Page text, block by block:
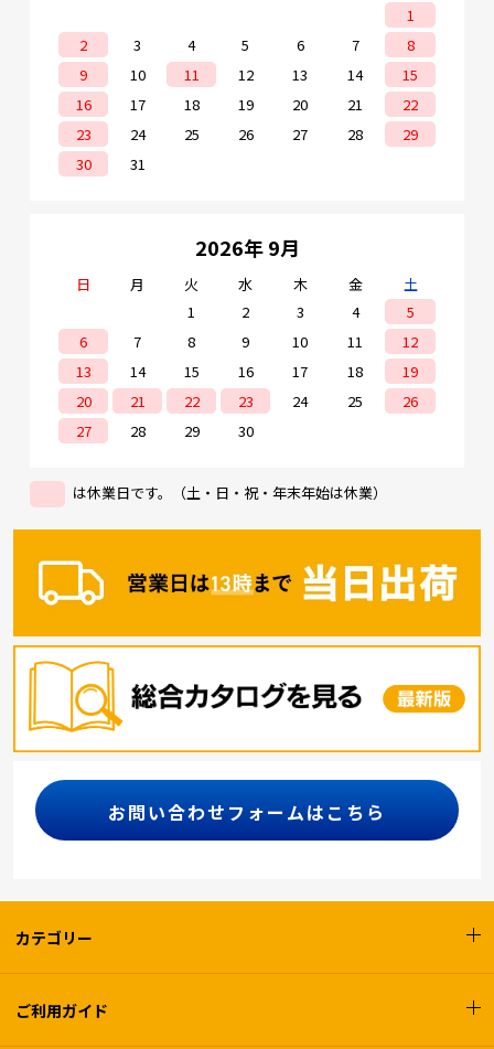
その他
e431オリジナル
暑さ対策
販売終了品
1
2
3 4 5 6 7
8
9
10 11 12 13 14
15
16
17 18 19 20 21
22
23
24 25 26 27 28
29
30
31
2026年 9月
日 月 火 水 木 金
土
1
2 3 4
5
6
7 8 9 10 11
12
13
14 15 16 17 18
19
20
21 22 23 24 25
26
27
28 29 30
は休業日です。（土・日・祝・年末年始は休業）
お問い合わせフォームはこちら
カテゴリー
ご利用ガイド